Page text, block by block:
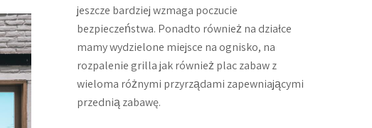
jeszcze bardziej wzmaga poczucie
bezpieczeństwa. Ponadto również na działce
mamy wydzielone miejsce na ognisko, na
rozpalenie grilla jak również plac zabaw z
wieloma różnymi przyrządami zapewniającymi
przednią zabawę.